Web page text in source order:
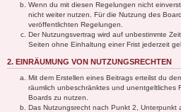
Wenn du mit diesen Regelungen nicht
nicht weiter nutzen. Für die Nutzung des
veröffentlichten Regelungen.
Der Nutzungsvertrag wird auf unbestimmte
Seiten ohne Einhaltung einer Frist jederzeit
2. EINRÄUMUNG VON NUTZUNGSRECHTEN
Mit dem Erstellen eines Beitrags erteilst du
räumlich unbeschränktes und unentgeltliches
Boards zu nutzen.
Das Nutzungsrecht nach Punkt 2,